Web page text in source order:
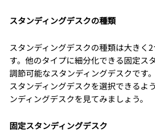
スタンディングデスクの種類
スタンディングデスクの種類は大きく
す。他のタイプに細分化できる固定ス
調節可能なスタンディングデスクです
スタンディングデスクを選択できるよ
ンディングデスクを見てみましょう。
固定スタンディングデスク